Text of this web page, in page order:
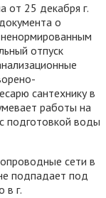
от 25 декабря г.
о
отпуск
сантехнику в
работы на
подготовкой воды
сети в
подпадает под
в г.